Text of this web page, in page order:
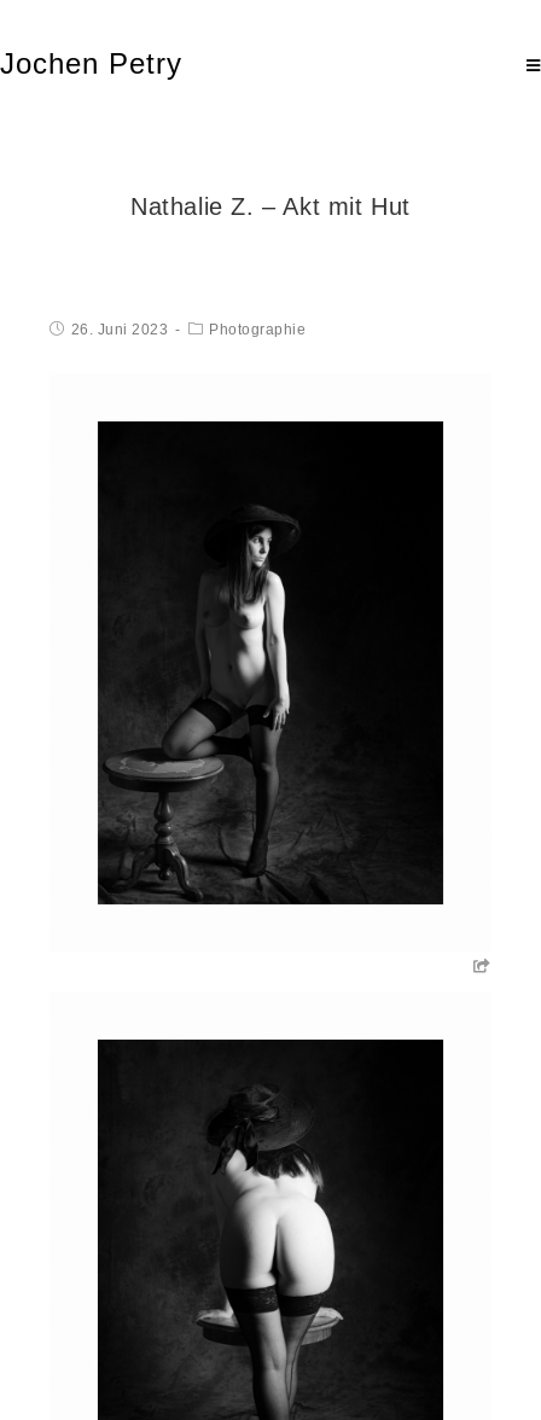
Jochen Petry
Nathalie Z. – Akt mit Hut
26. Juni 2023 Photographie